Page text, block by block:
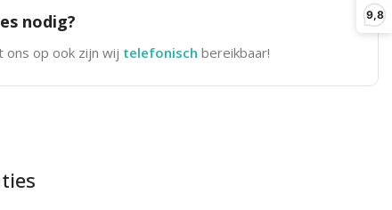
9,8
nodig?
ons op ook zijn wij telefonisch bereikbaar!